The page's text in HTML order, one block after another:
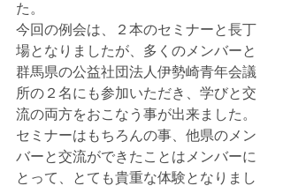
た。
今回の例会は、２本のセミナーと長丁
場となりましたが、多くのメンバーと
群馬県の公益社団法人伊勢崎青年会議
所の２名にも参加いただき、学びと交
流の両方をおこなう事が出来ました。
セミナーはもちろんの事、他県のメン
バーと交流ができたことはメンバーに
とって、とても貴重な体験となりまし